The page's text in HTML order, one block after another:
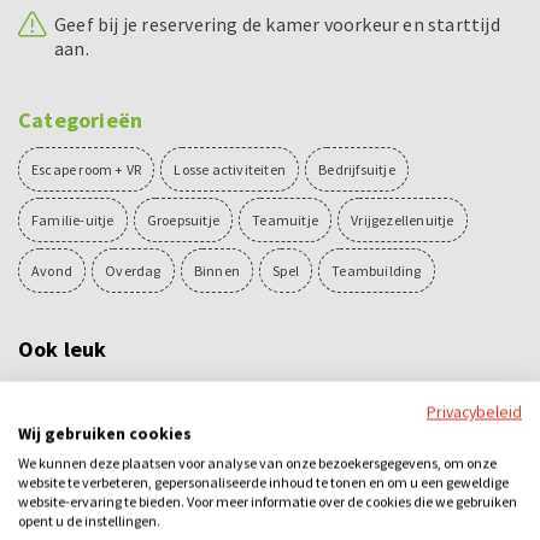
Geef bij je reservering de kamer voorkeur en starttijd
aan.
Categorieën
Escape room + VR Losse activiteiten Bedrijfsuitje
Familie-uitje Groepsuitje Teamuitje Vrijgezellenuitje
Avond Overdag Binnen Spel Teambuilding
Ook leuk
Privacybeleid
Wij gebruiken cookies
We kunnen deze plaatsen voor analyse van onze bezoekersgegevens, om onze
website te verbeteren, gepersonaliseerde inhoud te tonen en om u een geweldige
website-ervaring te bieden. Voor meer informatie over de cookies die we gebruiken
opent u de instellingen.